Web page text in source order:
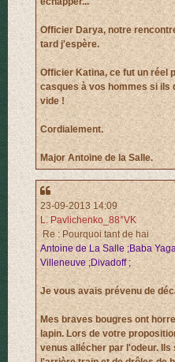
Officier Darya, notre
tard j'espère.
Officier Katina, ce fut un réel
casques à vos hommes si ils
vide !
Cordialement.
Major Antoine de la Salle.
23-09-2013 14:09
L. Pavlichenko_88°VK
Re : Pourquoi tant de hai
Antoine de La Salle ;Baba
Villeneuve ;Divadoff ;
Je vous avais prévenu de
Mes braves bougres ont
lapin. Lors de votre
venus allécher par l'odeur.